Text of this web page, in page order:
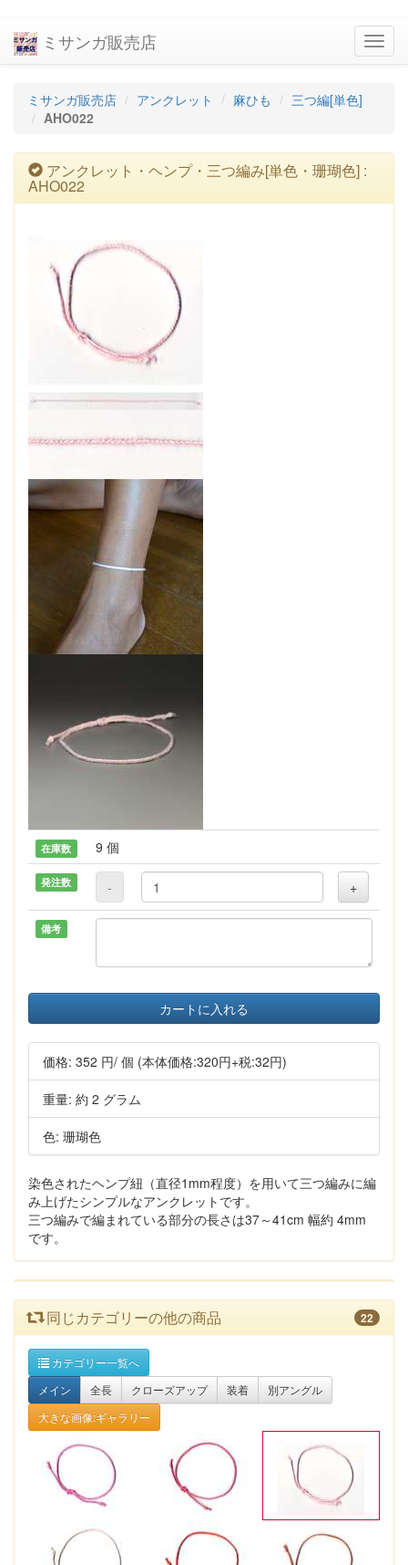
ミサンガ販売店
ミサンガ販売店 アンクレット 麻ひも
三つ編[単色]
AHO022
アンクレット・ヘンプ・三つ編み[単色・珊瑚色] :
AHO022
在庫数 9 個
発注数 - +
備考
カートに入れる
価格: 352 円/ 個 (本体価格:320円+税:32円)
重量: 約 2 グラム
色: 珊瑚色
染色されたヘンプ紐（直径1mm程度）を用いて三つ編みに編
み上げたシンプルなアンクレットです。
三つ編みで編まれている部分の長さは37～41cm 幅約 4mm
です。
同じカテゴリーの他の商品 22
カテゴリー一覧へ
メイン
全長 クローズアップ 装着
別アングル
大きな画像:ギャラリー